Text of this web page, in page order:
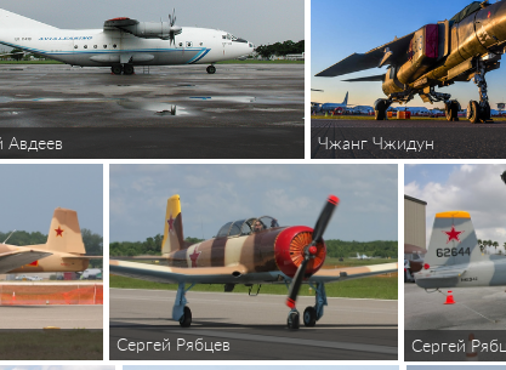
Чжанг Чжидун
Сергей Рябцев Сергей